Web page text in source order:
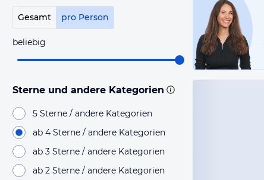
Gesamt pro Person
beliebig
Sterne und andere Kategorien
5 Sterne / andere Kategorien
ab 4 Sterne / andere Kategorien
ab 3 Sterne / andere Kategorien
ab 2 Sterne / andere Kategorien